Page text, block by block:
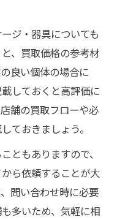
ジ・器具についても
、買取価格の参考材
良い個体の場合に
しておくと高評価に
舗の買取フローや必
ておきましょう。
ともありますので、
ら依頼することが大
問い合わせ時に必要
多いため、気軽に相